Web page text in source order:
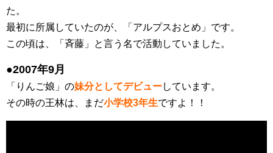
た。
最初に所属していたのが、「アルプスおとめ」です。
この頃は、「斉藤」と言う名で活動していました。
●2007年9月
「りんご娘」の妹分としてデビューしています。
その時の王林は、まだ小学校3年生ですよ！！